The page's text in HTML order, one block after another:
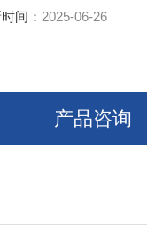
间： 2025-06-26
产品咨询